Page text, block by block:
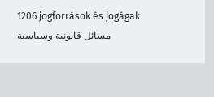
1206 jogforrások és jogágak
مسائل قانونية وسياسية